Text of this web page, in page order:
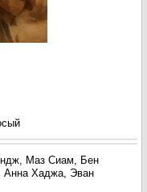
Маз Сиам, Бен
Анна Хаджа, Эван